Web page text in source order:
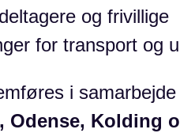
og frivillige
for transport og
i
Odense, Kolding